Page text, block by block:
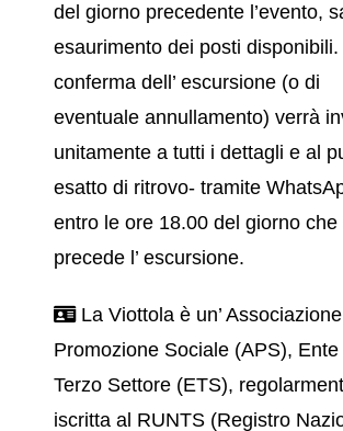
del giorno precedente l’evento,
esaurimento dei posti disponibili.
conferma dell’ escursione (o di
eventuale annullamento) verrà
unitamente a tutti i dettagli e al
esatto di ritrovo- tramite
entro le ore 18.00 del giorno che
precede l’ escursione.
La Viottola è un’
Promozione Sociale (APS), Ente
Terzo Settore (ETS),
iscritta al RUNTS (Registro